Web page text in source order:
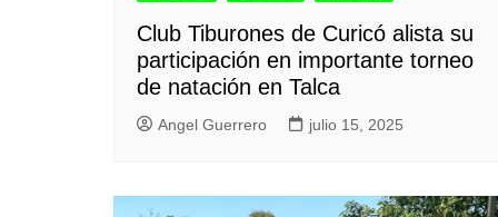
Club Tiburones de Curicó alista su
participación en importante torneo
de natación en Talca
Angel Guerrero julio 15, 2025